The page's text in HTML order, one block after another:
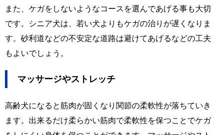
また、ケガをしないようなコースを選んであげる事も大切
です。シニア犬は、若い犬よりもケガの治りが遅くなりま
す。砂利道などの不安定な道路は避けてあげるなどの工夫
もよいでしょう。
マッサージやストレッチ
高齢犬になると筋肉が固くなり関節の柔軟性が落ちていき
ます。出来るだけ柔らかい筋肉で柔軟性を保つことでケガ